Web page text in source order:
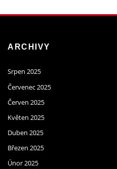
ARCHIVY
Srpen 2025
Červenec 2025
Červen 2025
Květen 2025
Duben 2025
Březen 2025
Únor 2025